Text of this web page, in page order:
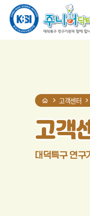
반복영역
건너뛰기
고객센터
고객
대덕특구 연구
단계
프린트
공유